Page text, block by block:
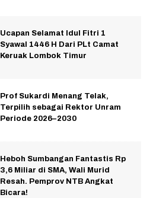
Ucapan Selamat Idul Fitri 1
Syawal 1446 H Dari PLt Camat
Keruak Lombok Timur
Prof Sukardi Menang Telak,
Terpilih sebagai Rektor Unram
Periode 2026–2030
Heboh Sumbangan Fantastis Rp
3,6 Miliar di SMA, Wali Murid
Resah. Pemprov NTB Angkat
Bicara!